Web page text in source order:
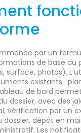
par un
de base du
surface, photos).
existants :
de bord
dossier, avec des
vérification par un
dépôt en
Les